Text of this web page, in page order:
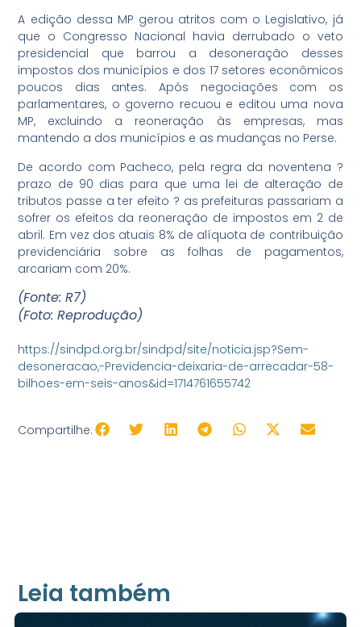
A edição dessa MP gerou atritos com o Legislativo, já
que o Congresso Nacional havia derrubado o veto
presidencial que barrou a desoneração desses
impostos dos municípios e dos 17 setores econômicos
poucos dias antes. Após negociações com os
parlamentares, o governo recuou e editou uma nova
MP, excluindo a reoneração às empresas, mas
mantendo a dos municípios e as mudanças no Perse.
De acordo com Pacheco, pela regra da noventena ?
prazo de 90 dias para que uma lei de alteração de
tributos passe a ter efeito ? as prefeituras passariam a
sofrer os efeitos da reoneração de impostos em 2 de
abril. Em vez dos atuais 8% de alíquota de contribuição
previdenciária sobre as folhas de pagamentos,
arcariam com 20%.
(Fonte: R7)
(Foto: Reprodução)
https://sindpd.org.br/sindpd/site/noticia.jsp?Sem-
desoneracao,-Previdencia-deixaria-de-arrecadar-58-
bilhoes-em-seis-anos&id=1714761655742
Compartilhe:
Leia também